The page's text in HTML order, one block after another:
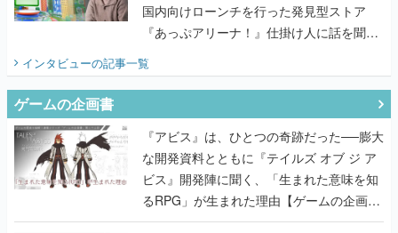
国内向けローンチを行った発見型ストア
『あっぷアリーナ！』仕掛け人に話を聞い
インタビューの記事一覧
ゲームの企画書
『アビス』は、ひとつの奇跡だった──膨大
な開発資料とともに『テイルズ オブ ジ ア
ビス』開発陣に聞く、「生まれた意味を知
るRPG」が生まれた理由【ゲームの企画
書】